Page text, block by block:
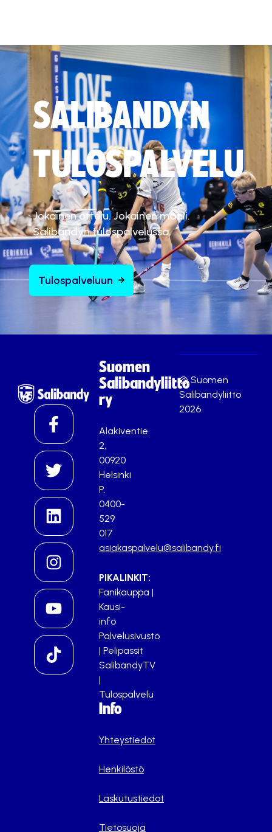
SALIBANDYN
TULOSPALVELU
Jokainen ottelu. Jokainen maali.
Salibandyn tulospalvelussa.
Tulospalveluun
Suomen
Salibandyliitto
ry
Alakiventie
2,
00920
Helsinki
P.
0400-
529
017
asiakaspalvelu@salibandy.fi
PIKALINKIT:
Fanikauppa |
Kausi-
info
Palvelusivusto
| Pelipassit
SalibandyTV
|
Tulospalvelu
Info
Yhteystiedot
Henkilöstö
Laskutustiedot
Tietosuoja
© Suomen
Salibandyliitto
2026